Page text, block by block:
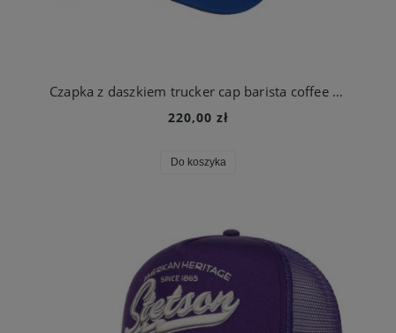
Czapka z daszkiem trucker cap barista coffee time | Stetson
220,00 zł
Do koszyka